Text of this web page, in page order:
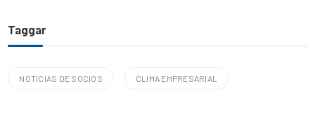
Taggar
NOTICIAS DE SOCIOS CLIMA EMPRESARIAL